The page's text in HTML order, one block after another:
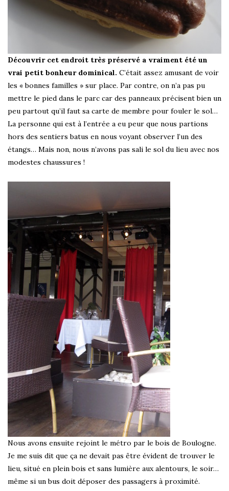
Découvrir cet endroit très préservé a vraiment été un
vrai petit bonheur dominical. C’était assez amusant de voir
les « bonnes familles » sur place. Par contre, on n’a pas pu
mettre le pied dans le parc car des panneaux précisent bien un
peu partout qu’il faut sa carte de membre pour fouler le sol…
La personne qui est à l’entrée a eu peur que nous partions
hors des sentiers batus en nous voyant observer l’un des
étangs… Mais non, nous n’avons pas sali le sol du lieu avec nos
modestes chaussures !
Nous avons ensuite rejoint le métro par le bois de Boulogne.
Je me suis dit que ça ne devait pas être évident de trouver le
lieu, situé en plein bois et sans lumière aux alentours, le soir…
même si un bus doit déposer des passagers à proximité.